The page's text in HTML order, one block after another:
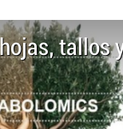
tallos